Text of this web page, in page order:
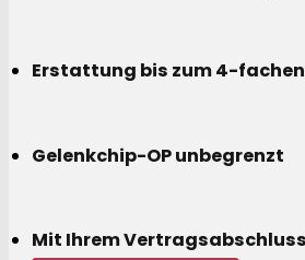
Erstattung bis zum 4-
Gelenkchip-OP unbegrenzt
Mit Ihrem